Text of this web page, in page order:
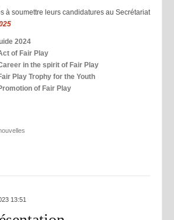
à soumettre leurs candidatures au Secrétariat
2024
of Fair Play
in the spirit of Fair Play
Play Trophy for the Youth
of Fair Play
13:51